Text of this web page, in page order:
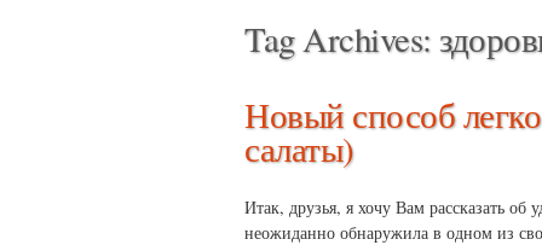
Tag Archives:
Новый способ
салаты)
Итак, друзья, я хочу Вам рассказать об
неожиданно обнаружила в одном из